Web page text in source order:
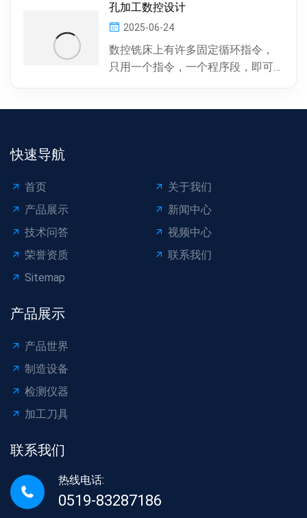
凝器管材的腐蚀损坏所...
孔加工数控设计
2025-06-24
数控铣床上有许多固定循环指令，
只用一个指令，一个程序段，即可
快速导航
首页
关于我们
产品展示
新闻中心
技术问答
视频中心
荣誉资质
联系我们
Sitemap
产品展示
产品世界
制造设备
检测仪器
加工刀具
联系我们
热线电话:
0519-83287186